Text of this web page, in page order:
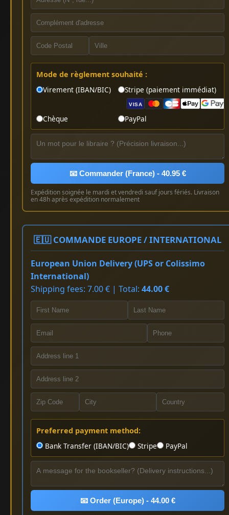
Mode de règlement souhaité :
Virement (IBAN/BIC)
Stripe (paiement immédiat)
VISA
Chèque PayPal
📧 Commander (France) - 40.95 €
Expédition soignée le mardi et vendredi sauf jours fériés. Livraison
en 48h après expédition normalement
🇪🇺 COMMANDE EUROPE / INTERNATIONAL
European Union Delivery (UPS or Colissimo
International)
Shipping fees: 7.00 € | Total: 44.00 €
Preferred payment method:
Bank Transfer (IBAN/BIC)
Stripe PayPal
📧 Order (Europe) - 44.00 €